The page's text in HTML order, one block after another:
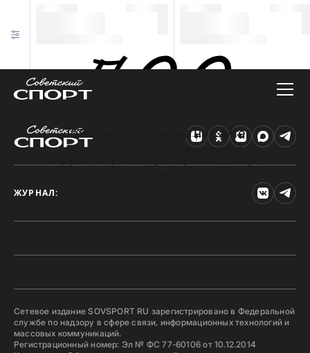
Техническая ошибка на сайте
Произошла ошибка. Чтобы найти нужную
ЖУРНАЛ:
Сетевое издание SOVSPORT RU зарегистрировано в Федеральной
службе по надзору в сфере связи, информационных технологий и
массовых коммуникаций.
Регистрационный номер: Эл № ФС 77-60106 от 10.12.2014